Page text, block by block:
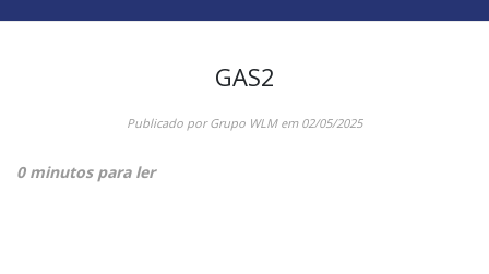
GAS2
Publicado porGrupo WLMem 02/05/2025
0 minutos para ler